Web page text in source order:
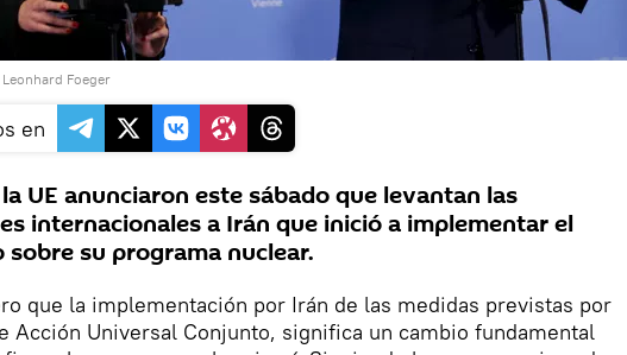
Foeger
en
la UE anunciaron este sábado que levantan las
internacionales a Irán que inició a implementar el
sobre su programa nuclear.
que la implementación por Irán de las medidas previstas por
Acción Universal Conjunto, significa un cambio fundamental